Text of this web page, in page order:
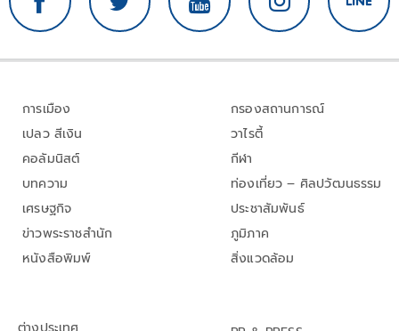
การเมือง
เปลว สีเงิน
คอลัมนิสต์
บทความ
เศรษฐกิจ
ข่าวพระราชสำนัก
หนังสือพิมพ์
กรองสถานการณ์
วาไรตี้
กีฬา
ท่องเที่ยว – ศิลปวัฒนธรรม
ประชาสัมพันธ์
ภูมิภาค
สิ่งแวดล้อม